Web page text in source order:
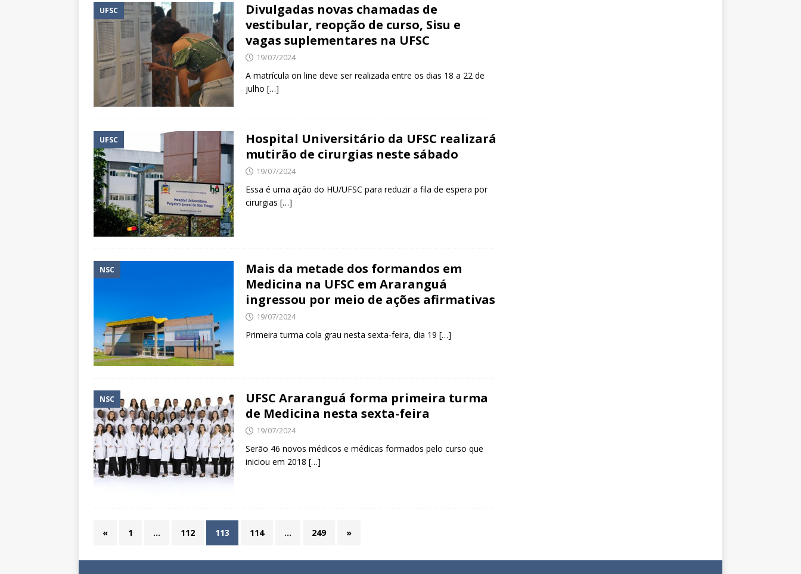
UFSC
Divulgadas novas chamadas de
vestibular, reopção de curso, Sisu e
vagas suplementares na UFSC
19/07/2024
A matrícula on line deve ser realizada entre os dias 18 a 22 de
julho […]
UFSC
Hospital Universitário da UFSC realizará
mutirão de cirurgias neste sábado
19/07/2024
Essa é uma ação do HU/UFSC para reduzir a fila de espera por
cirurgias […]
NSC
Mais da metade dos formandos em
Medicina na UFSC em Araranguá
ingressou por meio de ações afirmativas
19/07/2024
Primeira turma cola grau nesta sexta-feira, dia 19 […]
NSC
UFSC Araranguá forma primeira turma
de Medicina nesta sexta-feira
19/07/2024
Serão 46 novos médicos e médicas formados pelo curso que
iniciou em 2018 […]
« 1 … 112 113 114 … 249 »